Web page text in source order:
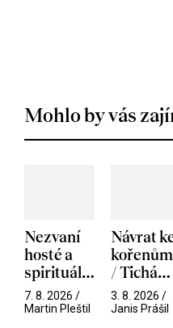
Mohlo by vás
Nezvaní
hosté a
spirituální
narušitelé
z vesmíru
7. 8. 2026 /
Martin Pleštil
Návrat
kořenům
/ Tichá
přítelkyně
3. 8. 2026 /
Janis Prášil